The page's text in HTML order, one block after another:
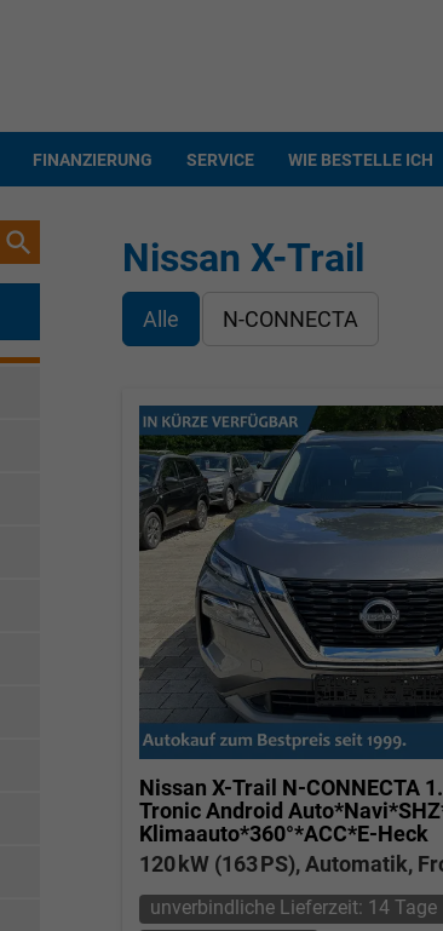
FINANZIERUNG SERVICE WIE BESTELLE ICH
Nissan X-Trail
Alle N-CONNECTA
Nissan X-Trail N-CONNECTA
Tronic Android
Klimaauto*360°*ACC*E-Heck
120 kW (163 PS), Automatik,
unverbindliche Lieferzeit: 14 Tage